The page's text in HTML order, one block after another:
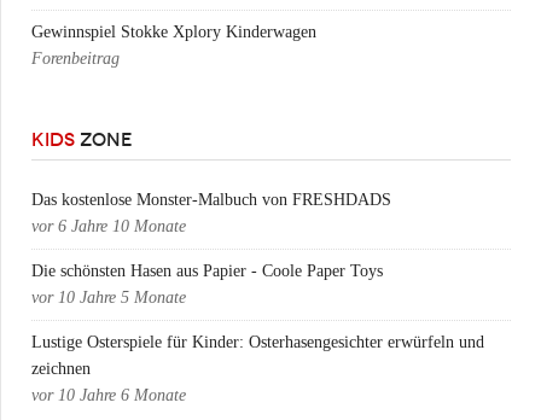
Gewinnspiel Stokke Xplory Kinderwagen
Forenbeitrag
KIDS ZONE
Das kostenlose Monster-Malbuch von FRESHDADS
vor 6 Jahre 10 Monate
Die schönsten Hasen aus Papier - Coole Paper Toys
vor 10 Jahre 5 Monate
Lustige Osterspiele für Kinder: Osterhasengesichter erwürfeln und
zeichnen
vor 10 Jahre 6 Monate